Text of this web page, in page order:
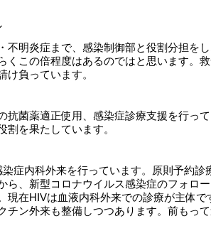
不明炎症まで、感染制御部と役割分担を
くこの倍程度はあるのではと思います。
け負っています。
抗菌薬適正使用、感染症診療支援を行っ
割を果たしています。
症内科外来を行っています。原則予約
ら、新型コロナウイルス感染症のフォロ
現在HIVは血液内科外来での診療が主体
チン外来も整備しつつあります。前もっ